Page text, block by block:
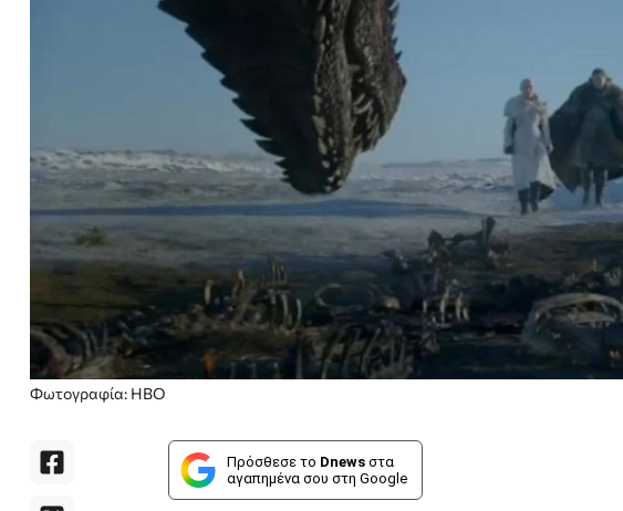
Φωτογραφία: HBO
Πρόσθεσε το Dnews στα
αγαπημένα σου στη Google